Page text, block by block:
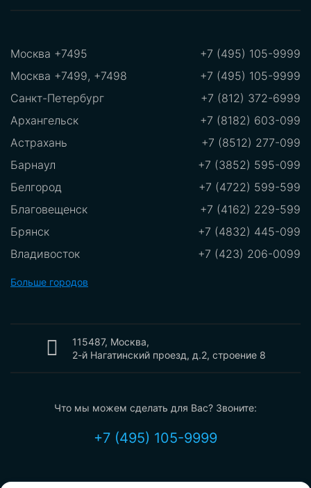
Москва +7495
+7 (495) 105-9999
Москва +7499, +7498
+7 (495) 105-9999
Санкт-Петербург
+7 (812) 372-6999
Архангельск
+7 (8182) 603-099
Астрахань
+7 (8512) 277-099
Барнаул
+7 (3852) 595-099
Белгород
+7 (4722) 599-599
Благовещенск
+7 (4162) 229-599
Брянск
+7 (4832) 445-099
Владивосток
+7 (423) 206-0099
Владикавказ
Вологда
+7 (473) 212-2099
Иваново
+7 (4932) 700-099
+7 (3412) 209-099
Больше городов
115487, Москва,
2-й Нагатинский проезд, д.2, строение 8
Что мы можем сделать для Вас? Звоните:
+7 (495) 105-9999